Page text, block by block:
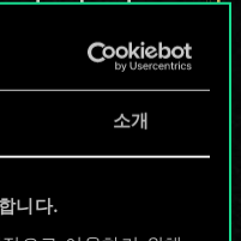
소개
니다.
한
지고
!